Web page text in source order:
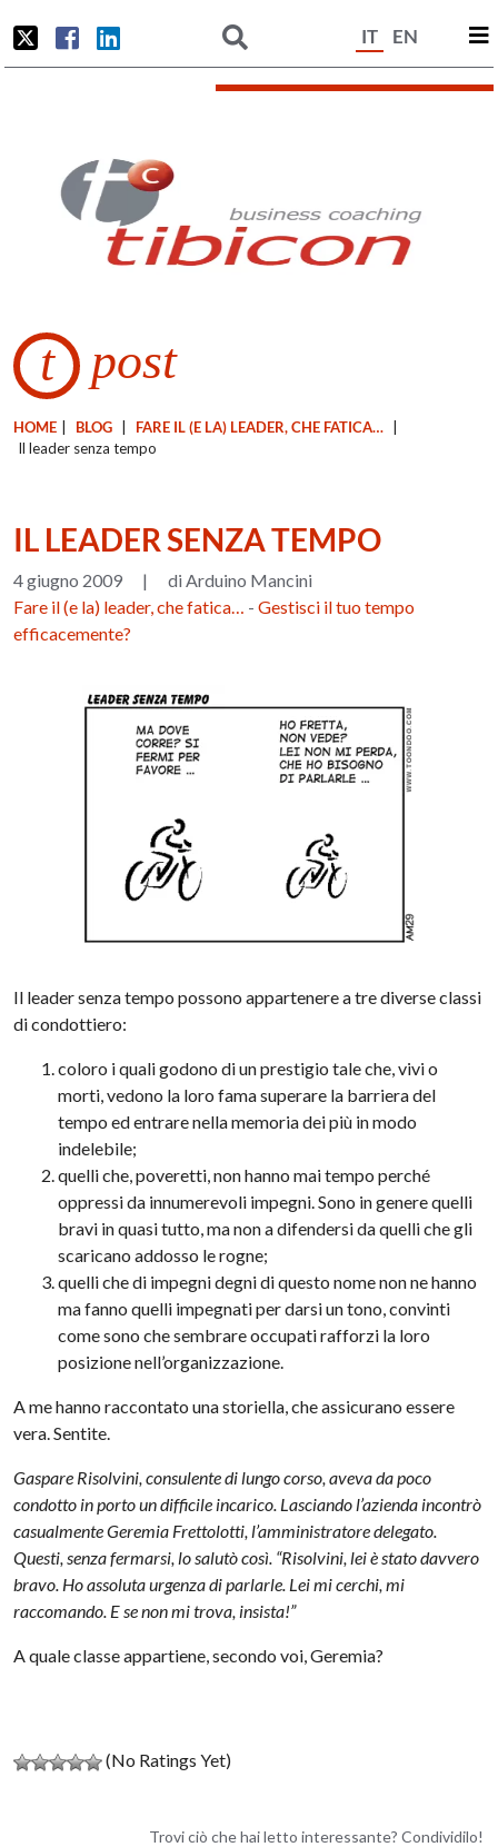
IT EN
t post
HOME BLOG FARE IL (E LA) LEADER, CHE FATICA…
Il leader senza tempo
IL LEADER SENZA TEMPO
4 giugno 2009 |
di Arduino Mancini
Fare il (e la) leader, che fatica… -Gestisci il tuo tempo
efficacemente?
Il leader senza tempo possono appartenere a tre diverse classi
di condottiero:
coloro i quali godono di un prestigio tale che, vivi o
morti, vedono la loro fama superare la barriera del
tempo ed entrare nella memoria dei più in modo
indelebile;
quelli che, poveretti, non hanno mai tempo perché
oppressi da innumerevoli impegni. Sono in genere quelli
bravi in quasi tutto, ma non a difendersi da quelli che gli
scaricano addosso le rogne;
quelli che di impegni degni di questo nome non ne hanno
ma fanno quelli impegnati per darsi un tono, convinti
come sono che sembrare occupati rafforzi la loro
posizione nell’organizzazione.
A me hanno raccontato una storiella, che assicurano essere
vera. Sentite.
Gaspare Risolvini, consulente di lungo corso, aveva da poco
condotto in porto un difficile incarico. Lasciando l’azienda incontrò
casualmente Geremia Frettolotti, l’amministratore delegato.
Questi, senza fermarsi, lo salutò così. “Risolvini, lei è stato davvero
bravo. Ho assoluta urgenza di parlarle. Lei mi cerchi, mi
raccomando. E se non mi trova, insista!”
A quale classe appartiene, secondo voi, Geremia?
(No Ratings Yet)
Trovi ciò che hai letto interessante? Condividilo!